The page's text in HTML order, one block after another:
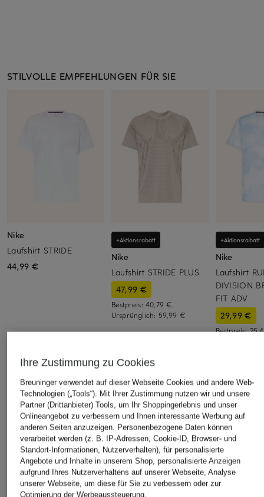
STILVOLLE EMPFEHLUNGEN FÜR SIE
Nike
Laufshirt STRIDE
44,99 €
+Aktionsrabatt
Nike
Laufshirt STRIDE PLUS
47,99 €
Bestpreis: 40,79 €
Ursprünglich: 59,99 €
+Aktionsrabatt
Nike
Laufshirt
DIVISION
FIT ADV
29,99 €
Bestpreis:
ÄHNLICHE ARTIKEL ENTDECKEN
Ihre Zustimmung zu Cookies
Breuninger verwendet auf dieser Webseite Cookies und andere Web-
Technologien („Tools“). Mit Ihrer Zustimmung nutzen wir und unsere
Partner (Drittanbieter) Tools, um Ihr Shoppingerlebnis und unser
Onlineangebot zu verbessern und Ihnen interessante Werbung auf
anderen Seiten anzuzeigen. Personenbezogene Daten können
verarbeitet werden (z. B. IP-Adressen, Cookie-ID, Browser- und
Standort-Informationen, Nutzerverhalten), für personalisierte
Angebote und Inhalte in unserem Shop, personalisierte Anzeigen
aufgrund Ihres Nutzerverhaltens auf unserer Webseite, Analyse
unserer Webseite, um diese für Sie zu verbessern oder zur
Optimierung der Werbeaussteuerung.